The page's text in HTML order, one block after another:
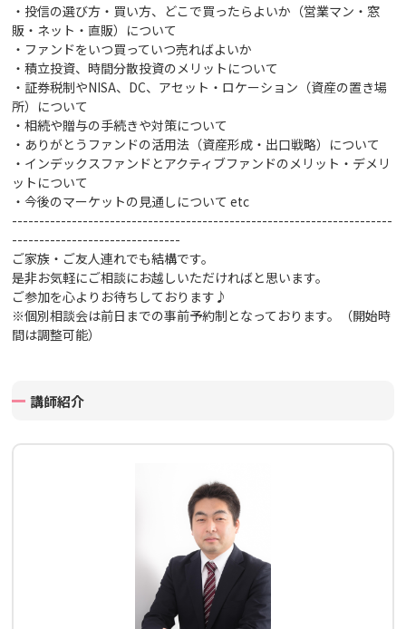
・投信の選び方・買い方、どこで買ったらよいか（営業マン・窓
販・ネット・直販）について
・ファンドをいつ買っていつ売ればよいか
・積立投資、時間分散投資のメリットについて
・証券税制やNISA、DC、アセット・ロケーション（資産の置き場
所）について
・相続や贈与の手続きや対策について
・ありがとうファンドの活用法（資産形成・出口戦略）について
・インデックスファンドとアクティブファンドのメリット・デメリ
ットについて
・今後のマーケットの見通しについてetc
----------------------------------------------------------------------
-------------------------------
ご家族・ご友人連れでも結構です。
是非お気軽にご相談にお越しいただければと思います。
ご参加を心よりお待ちしております♪
※個別相談会は前日までの事前予約制となっております。（開始時
間は調整可能）
講師紹介